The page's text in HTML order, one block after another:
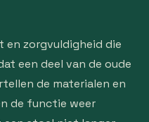
en zorgvuldigheid die
een deel van de oude
de materialen en
de functie weer